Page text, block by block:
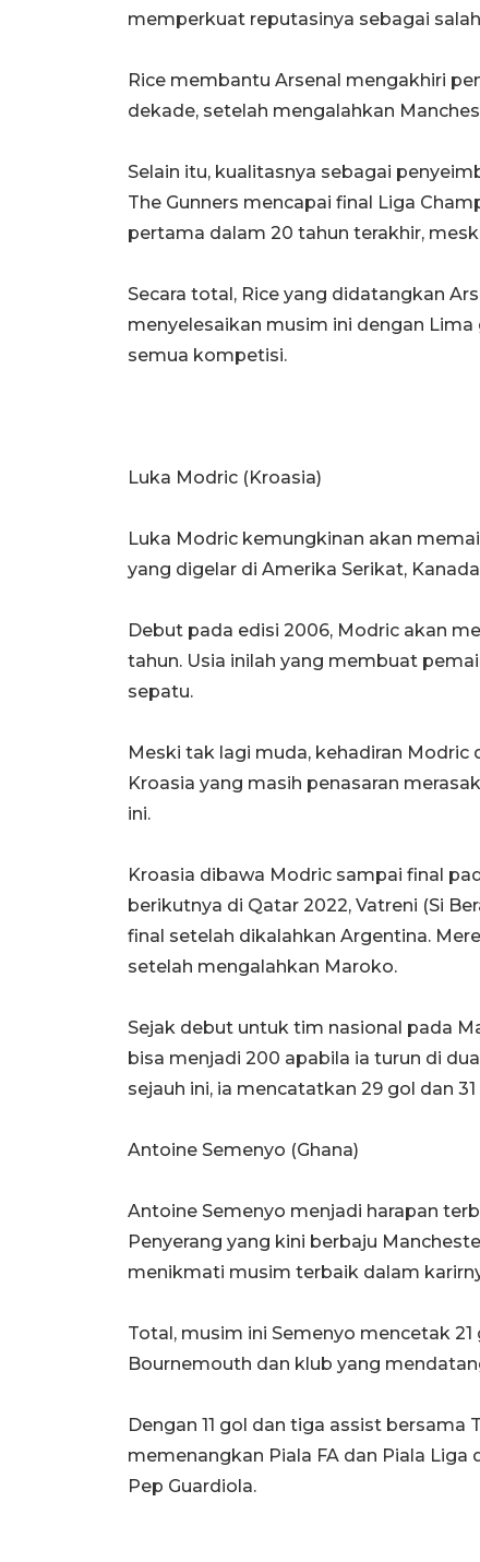
memperkuat reputasinya sebagai
Rice membantu Arsenal mengakhiri
dekade, setelah mengalahkan
Selain itu, kualitasnya sebagai
The Gunners mencapai final Liga
pertama dalam 20 tahun terakhir,
Secara total, Rice yang didatangkan
menyelesaikan musim ini dengan
semua kompetisi.
Luka Modric (Kroasia)
Luka Modric kemungkinan akan
yang digelar di Amerika Serikat,
Debut pada edisi 2006, Modric akan
tahun. Usia inilah yang membuat
sepatu.
Meski tak lagi muda, kehadiran
Kroasia yang masih penasaran
ini.
Kroasia dibawa Modric sampai final
berikutnya di Qatar 2022, Vatreni (Si
final setelah dikalahkan Argentina.
setelah mengalahkan Maroko.
Sejak debut untuk tim nasional pada
bisa menjadi 200 apabila ia turun di
sejauh ini, ia mencatatkan 29 gol dan 31
Antoine Semenyo (Ghana)
Antoine Semenyo menjadi harapan
Penyerang yang kini berbaju
menikmati musim terbaik dalam
Total, musim ini Semenyo mencetak
Bournemouth dan klub yang
Dengan 11 gol dan tiga assist
memenangkan Piala FA dan Piala
Pep Guardiola.